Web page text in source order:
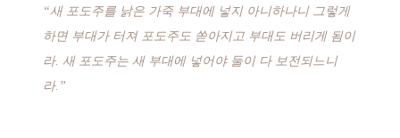
“새 포도주를 낡은 가죽 부대에 넣지 아니하나니 그렇게
하면 부대가 터져 포도주도 쏟아지고 부대도 버리게 됨이
라. 새 포도주는 새 부대에 넣어야 둘이 다 보전되느니
라.”